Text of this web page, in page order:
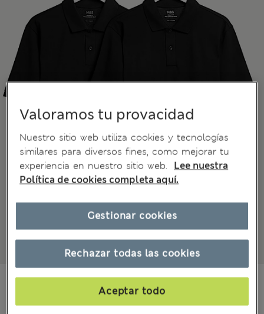
€55,00 Todos los precios incluyen impuestos y aranceles
Valoramos tu provacidad
Nuestro sitio web utiliza cookies y tecnologías
similares para diversos fines, como mejorar tu
experiencia en nuestro sitio web.
Lee nuestra
Política de cookies completa aquí.
Rechazar todas las cookies
Aceptar todo
Gestionar cookies